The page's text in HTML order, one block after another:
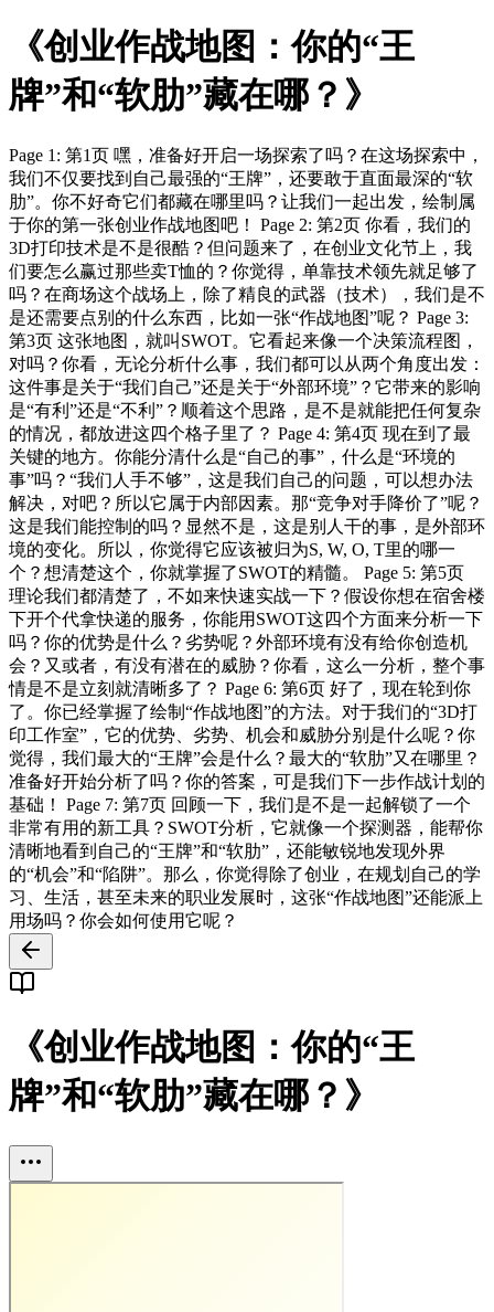
《创业作战地图：你的“王
牌”和“软肋”藏在哪？》
Page 1: 第1页 嘿，准备好开启一场探索了吗？在这场探索中，
我们不仅要找到自己最强的“王牌”，还要敢于直面最深的“软
肋”。你不好奇它们都藏在哪里吗？让我们一起出发，绘制属
于你的第一张创业作战地图吧！ Page 2: 第2页 你看，我们的
3D打印技术是不是很酷？但问题来了，在创业文化节上，我
们要怎么赢过那些卖T恤的？你觉得，单靠技术领先就足够了
吗？在商场这个战场上，除了精良的武器（技术），我们是不
是还需要点别的什么东西，比如一张“作战地图”呢？ Page 3:
第3页 这张地图，就叫SWOT。它看起来像一个决策流程图，
对吗？你看，无论分析什么事，我们都可以从两个角度出发：
这件事是关于“我们自己”还是关于“外部环境”？它带来的影响
是“有利”还是“不利”？顺着这个思路，是不是就能把任何复杂
的情况，都放进这四个格子里了？ Page 4: 第4页 现在到了最
关键的地方。你能分清什么是“自己的事”，什么是“环境的
事”吗？“我们人手不够”，这是我们自己的问题，可以想办法
解决，对吧？所以它属于内部因素。那“竞争对手降价了”呢？
这是我们能控制的吗？显然不是，这是别人干的事，是外部环
境的变化。所以，你觉得它应该被归为S, W, O, T里的哪一
个？想清楚这个，你就掌握了SWOT的精髓。 Page 5: 第5页
理论我们都清楚了，不如来快速实战一下？假设你想在宿舍楼
下开个代拿快递的服务，你能用SWOT这四个方面来分析一下
吗？你的优势是什么？劣势呢？外部环境有没有给你创造机
会？又或者，有没有潜在的威胁？你看，这么一分析，整个事
情是不是立刻就清晰多了？ Page 6: 第6页 好了，现在轮到你
了。你已经掌握了绘制“作战地图”的方法。对于我们的“3D打
印工作室”，它的优势、劣势、机会和威胁分别是什么呢？你
觉得，我们最大的“王牌”会是什么？最大的“软肋”又在哪里？
准备好开始分析了吗？你的答案，可是我们下一步作战计划的
基础！ Page 7: 第7页 回顾一下，我们是不是一起解锁了一个
非常有用的新工具？SWOT分析，它就像一个探测器，能帮你
清晰地看到自己的“王牌”和“软肋”，还能敏锐地发现外界
的“机会”和“陷阱”。那么，你觉得除了创业，在规划自己的学
习、生活，甚至未来的职业发展时，这张“作战地图”还能派上
用场吗？你会如何使用它呢？
《创业作战地图：你的“王
牌”和“软肋”藏在哪？》